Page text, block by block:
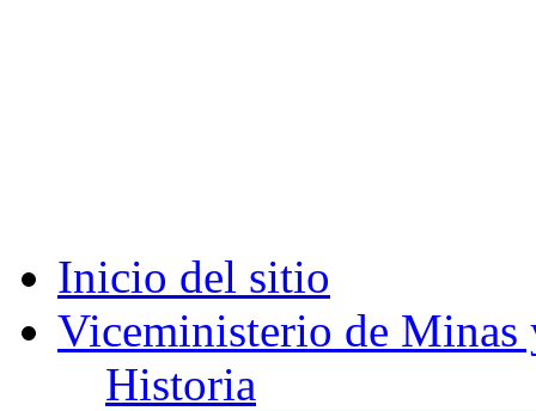
Inicio del sitio
Viceministerio de Minas
Historia